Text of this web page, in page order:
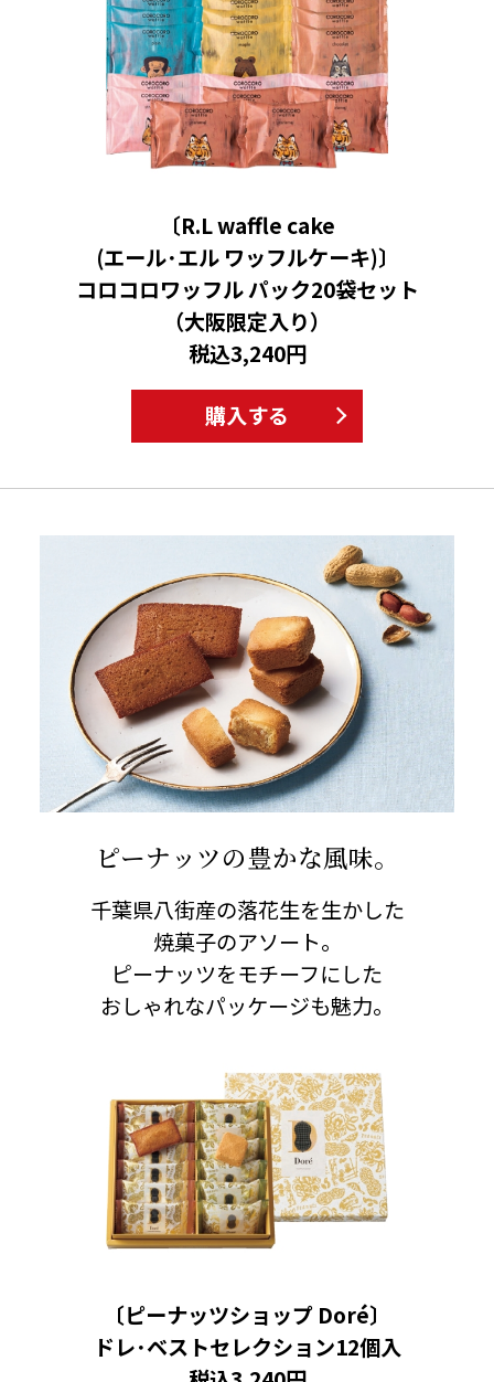
〔R.L waffle cake
(エール･エル ワッフルケーキ)〕
コロコロワッフル パック20袋セット
（大阪限定入り）
税込3,240円
購入する
ピーナッツの豊かな風味。
千葉県八街産の落花生を生かした
焼菓子のアソート。
ピーナッツをモチーフにした
おしゃれなパッケージも魅力。
〔ピーナッツショップ Doré〕
ドレ･ベストセレクション12個入